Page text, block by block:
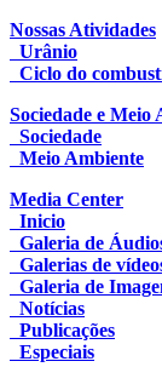
Nossas Atividades
Urânio
Ciclo do
Sociedade e Meio
Sociedade
Meio Ambiente
Media Center
Inicio
Galeria de
Galerias de
Galeria de
Notícias
Publicações
Especiais